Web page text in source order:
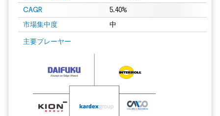
CAGR 5.40%
市場集中度 中
主要プレーヤー